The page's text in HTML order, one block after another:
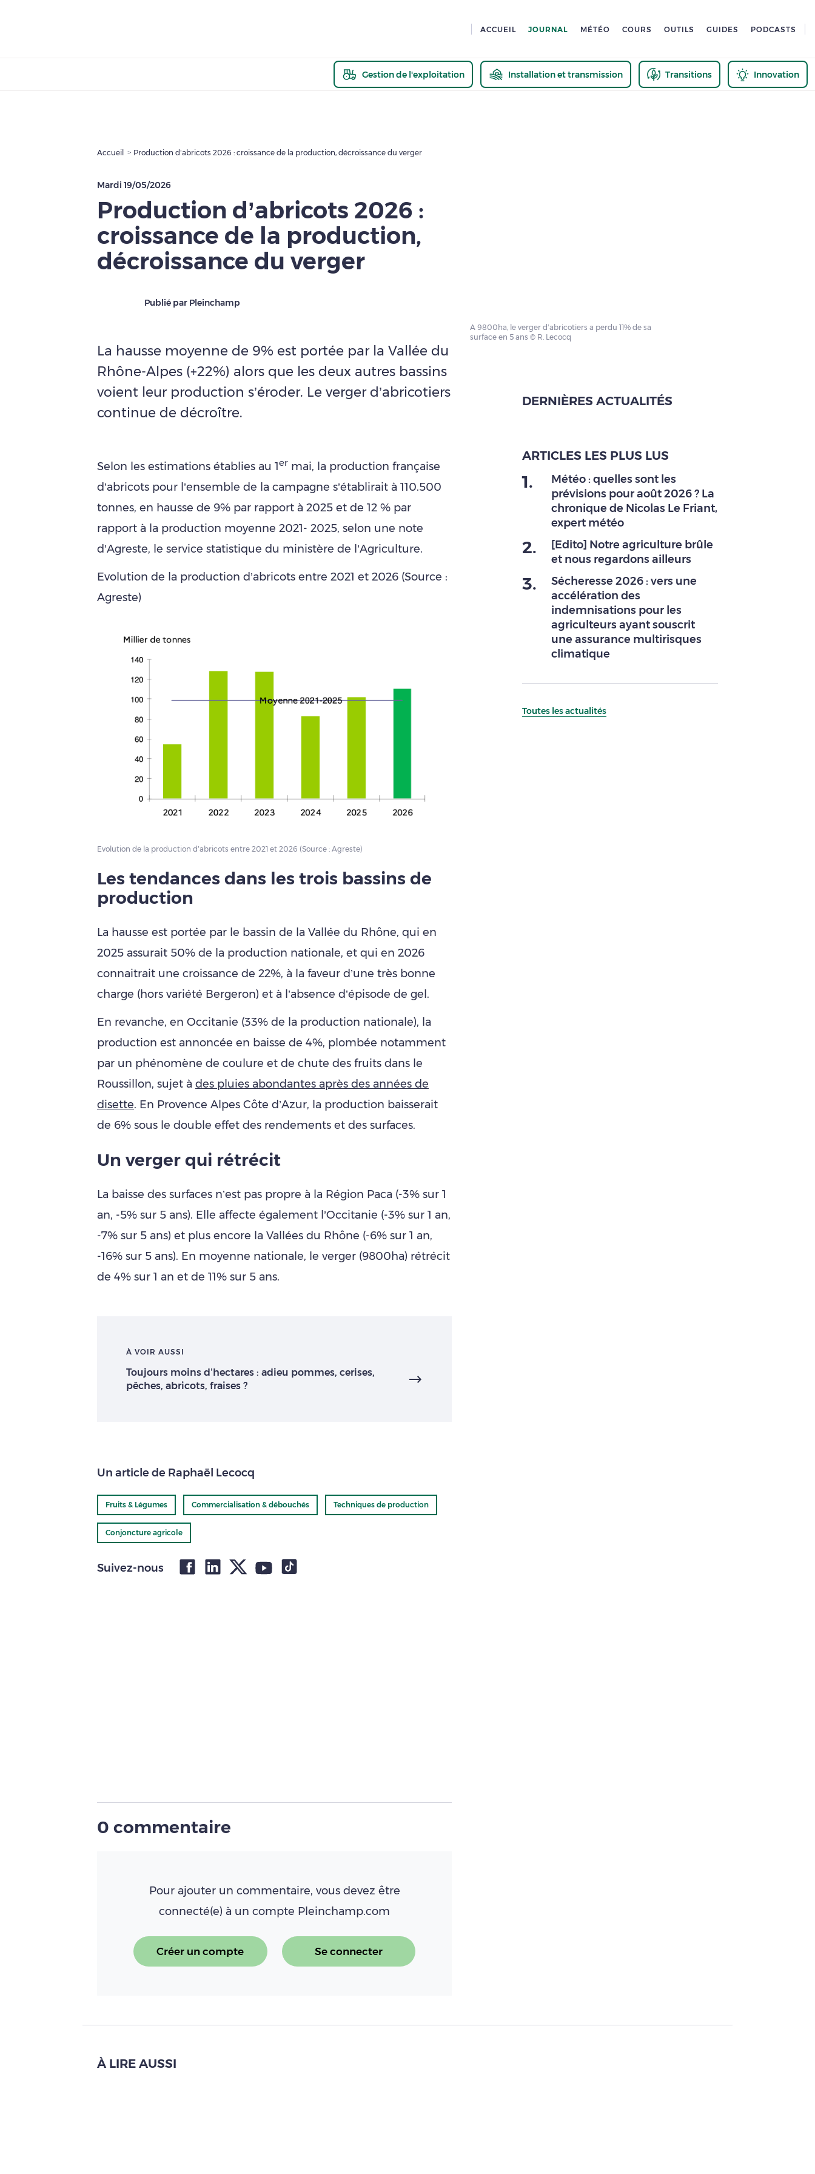
ACCUEIL JOURNAL MÉTÉO COURS OUTILS GUIDES PODCASTS
Gestion de l'exploitation Installation et transmission Transitions Innovation
Accueil Production d’abricots 2026 : croissance de la production, décroissance du verger
Mardi 19/05/2026
Production d’abricots 2026 :
croissance de la production,
décroissance du verger
Publié par Pleinchamp
La hausse moyenne de 9% est portée par la Vallée du
Rhône-Alpes (+22%) alors que les deux autres bassins
voient leur production s’éroder. Le verger d’abricotiers
continue de décroître.
Selon les estimations établies au 1er mai, la production française
d’abricots pour l’ensemble de la campagne s’établirait à 110.500
tonnes, en hausse de 9% par rapport à 2025 et de 12 % par
rapport à la production moyenne 2021- 2025, selon une note
d’Agreste, le service statistique du ministère de l’Agriculture.
Evolution de la production d’abricots entre 2021 et 2026 (Source :
Agreste)
Evolution de la production d’abricots entre 2021 et 2026 (Source : Agreste)
Les tendances dans les trois bassins de
production
La hausse est portée par le bassin de la Vallée du Rhône, qui en
2025 assurait 50% de la production nationale, et qui en 2026
connaitrait une croissance de 22%, à la faveur d’une très bonne
charge (hors variété Bergeron) et à l’absence d’épisode de gel.
En revanche, en Occitanie (33% de la production nationale), la
production est annoncée en baisse de 4%, plombée notamment
par un phénomène de coulure et de chute des fruits dans le
Roussillon, sujet à des pluies abondantes après des années de
disette. En Provence Alpes Côte d’Azur, la production baisserait
de 6% sous le double effet des rendements et des surfaces.
Un verger qui rétrécit
La baisse des surfaces n’est pas propre à la Région Paca (-3% sur 1
an, -5% sur 5 ans). Elle affecte également l’Occitanie (-3% sur 1 an,
-7% sur 5 ans) et plus encore la Vallées du Rhône (-6% sur 1 an,
-16% sur 5 ans). En moyenne nationale, le verger (9800ha) rétrécit
de 4% sur 1 an et de 11% sur 5 ans.
À VOIR AUSSI
Toujours moins d’hectares : adieu pommes, cerises,
pêches, abricots, fraises ?
Un article de Raphaël Lecocq
Fruits & Légumes Commercialisation & débouchés Techniques de production
Conjoncture agricole
Suivez-nous
0 commentaire
Pour ajouter un commentaire, vous devez être
connecté(e) à un compte Pleinchamp.com
Créer un compte Se connecter
À LIRE AUSSI
A 9800ha, le verger d’abricotiers a perdu 11% de sa
surface en 5 ans © R. Lecocq
DERNIÈRES ACTUALITÉS
ARTICLES LES PLUS LUS
1.
Météo : quelles sont les
prévisions pour août 2026 ? La
chronique de Nicolas Le Friant,
expert météo
2.
[Edito] Notre agriculture brûle
et nous regardons ailleurs
3.
Sécheresse 2026 : vers une
accélération des
indemnisations pour les
agriculteurs ayant souscrit
une assurance multirisques
climatique
Toutes les actualités